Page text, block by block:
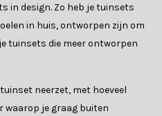
in design. Zo heb je tuinsets
in huis, ontworpen zijn om
tuinsets die meer ontworpen
neerzet, met hoeveel
waarop je graag buiten